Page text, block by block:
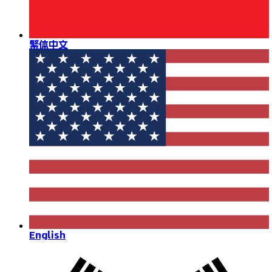
繁体中文
English